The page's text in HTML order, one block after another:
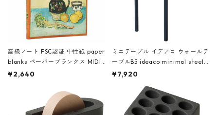
高級ノート FSC認証 中性紙 paper
blanks ペーパーブランクス MIDI
ハードカバー 罫線 ヴァン・ゴッホ
¥2,640
ミニテーブル イデアコ ウォールテ
ーブルB5 ideaco minimal steel f
urniture WALL Table B5 ネイビー
¥7,920